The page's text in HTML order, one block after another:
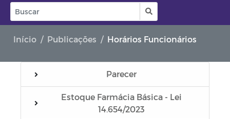
Início Publicações Horários Funcionários
Parecer
Estoque Farmácia Básica - Lei
14.654/2023